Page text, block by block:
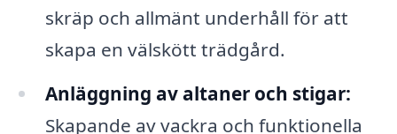
skräp och allmänt underhåll för att
skapa en välskött trädgård.
Anläggning av altaner och stigar:
Skapande av vackra och funktionella